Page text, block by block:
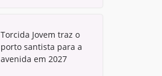
Torcida Jovem traz o
porto santista para a
avenida em 2027